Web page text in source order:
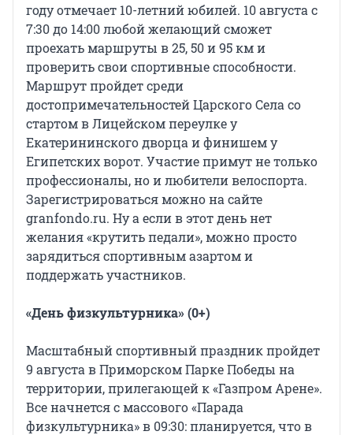
году отмечает 10-летний юбилей. 10 августа с
7:30 до 14:00 любой желающий сможет
проехать маршруты в 25, 50 и 95 км и
проверить свои спортивные способности.
Маршрут пройдет среди
достопримечательностей Царского Села со
стартом в Лицейском переулке у
Екатерининского дворца и финишем у
Египетских ворот. Участие примут не только
профессионалы, но и любители велоспорта.
Зарегистрироваться можно на сайте
granfondo.ru. Ну а если в этот день нет
желания «крутить педали», можно просто
зарядиться спортивным азартом и
поддержать участников.
«День физкультурника» (0+)
Масштабный спортивный праздник пройдет
9 августа в Приморском Парке Победы на
территории, прилегающей к «Газпром Арене».
Все начнется с массового «Парада
физкультурника» в 09:30: планируется, что в